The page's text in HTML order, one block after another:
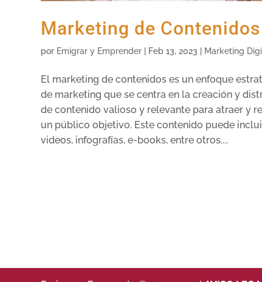
Marketing de Contenidos
por Emigrar y Emprender Feb 13, 2023 Marketing
El marketing de contenidos es un enfoque
de marketing que se centra en la creación y
de contenido valioso y relevante para atraer y
un público objetivo. Este contenido puede
videos, infografías, e-books, entre otros....